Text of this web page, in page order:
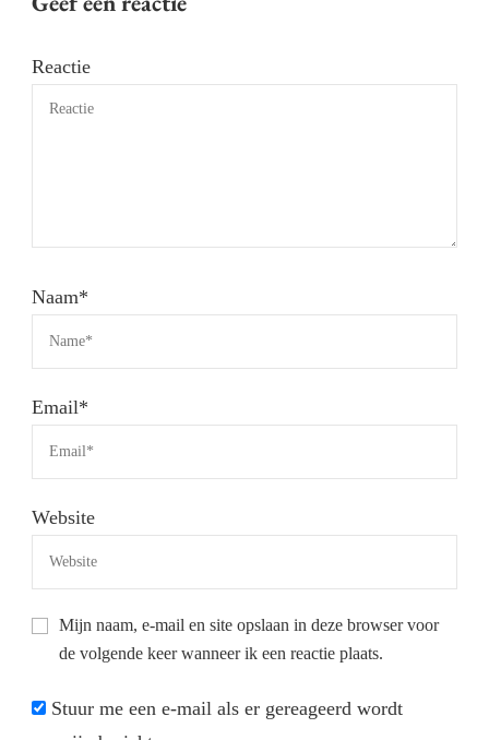
Reactie
Naam*
Email*
Website
Mijn naam, e-mail en site opslaan in deze browser voor
de volgende keer wanneer ik een reactie plaats.
Stuur me een e-mail als er gereageerd wordt